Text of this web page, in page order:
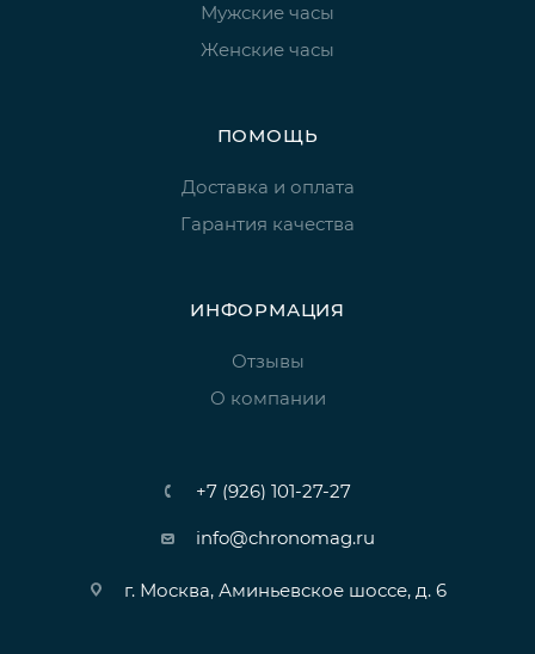
Мужские часы
Женские часы
ПОМОЩЬ
Доставка и оплата
Гарантия качества
ИНФОРМАЦИЯ
Отзывы
О компании
+7 (926) 101-27-27
info@chronomag.ru
г. Москва, Аминьевское шоссе, д. 6